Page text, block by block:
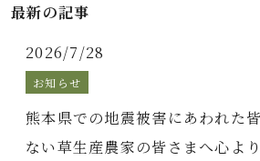
最新の記事
2026/7/28
お知らせ
熊本県での地震被害にあわれた
ない草生産農家の皆さまへ心よ